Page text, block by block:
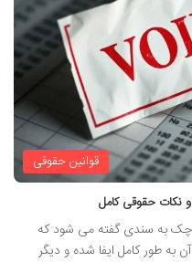
قوانین حقوقی
نکات حقوقی کامل
به سندی گفته می شود که
به طور کامل ایفا شده و دیگر